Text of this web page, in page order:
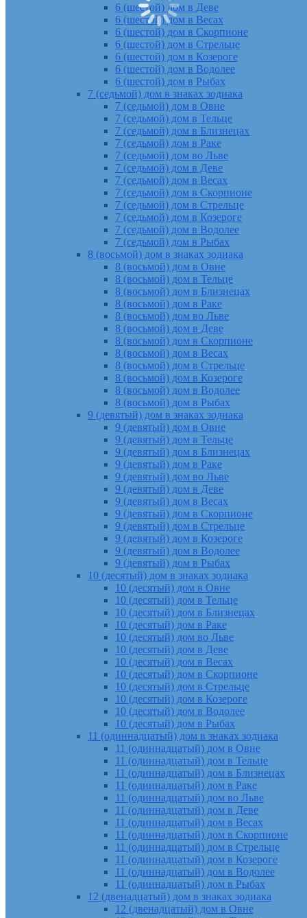
6 (шестой) дом в Деве
6 (шестой) дом в Весах
6 (шестой) дом в Скорпионе
6 (шестой) дом в Стрельце
6 (шестой) дом в Козероге
6 (шестой) дом в Водолее
6 (шестой) дом в Рыбах
7 (седьмой) дом в знаках зодиака
7 (седьмой) дом в Овне
7 (седьмой) дом в Тельце
7 (седьмой) дом в Близнецах
7 (седьмой) дом в Раке
7 (седьмой) дом во Льве
7 (седьмой) дом в Деве
7 (седьмой) дом в Весах
7 (седьмой) дом в Скорпионе
7 (седьмой) дом в Стрельце
7 (седьмой) дом в Козероге
7 (седьмой) дом в Водолее
7 (седьмой) дом в Рыбах
8 (восьмой) дом в знаках зодиака
8 (восьмой) дом в Овне
8 (восьмой) дом в Тельце
8 (восьмой) дом в Близнецах
8 (восьмой) дом в Раке
8 (восьмой) дом во Льве
8 (восьмой) дом в Деве
8 (восьмой) дом в Скорпионе
8 (восьмой) дом в Весах
8 (восьмой) дом в Стрельце
8 (восьмой) дом в Козероге
8 (восьмой) дом в Водолее
8 (восьмой) дом в Рыбах
9 (девятый) дом в знаках зодиака
9 (девятый) дом в Овне
9 (девятый) дом в Тельце
9 (девятый) дом в Близнецах
9 (девятый) дом в Раке
9 (девятый) дом во Льве
9 (девятый) дом в Деве
9 (девятый) дом в Весах
9 (девятый) дом в Скорпионе
9 (девятый) дом в Стрельце
9 (девятый) дом в Козероге
9 (девятый) дом в Водолее
9 (девятый) дом в Рыбах
10 (десятый) дом в знаках зодиака
10 (десятый) дом в Овне
10 (десятый) дом в Тельце
10 (десятый) дом в Близнецах
10 (десятый) дом в Раке
10 (десятый) дом во Льве
10 (десятый) дом в Деве
10 (десятый) дом в Весах
10 (десятый) дом в Скорпионе
10 (десятый) дом в Стрельце
10 (десятый) дом в Козероге
10 (десятый) дом в Водолее
10 (десятый) дом в Рыбах
11 (одиннадцатый) дом в знаках зодиака
11 (одиннадцатый) дом в Овне
11 (одиннадцатый) дом в Тельце
11 (одиннадцатый) дом в Близнецах
11 (одиннадцатый) дом в Раке
11 (одиннадцатый) дом во Льве
11 (одиннадцатый) дом в Деве
11 (одиннадцатый) дом в Весах
11 (одиннадцатый) дом в Скорпионе
11 (одиннадцатый) дом в Стрельце
11 (одиннадцатый) дом в Козероге
11 (одиннадцатый) дом в Водолее
11 (одиннадцатый) дом в Рыбах
12 (двенадцатый) дом в знаках зодиака
12 (двенадцатый) дом в Овне